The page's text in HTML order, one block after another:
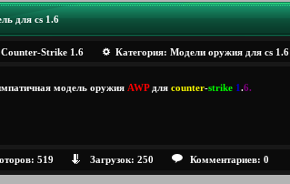
для cs 1.6
Counter-Strike 1.6 Категория: Модели оружия для cs 1.6
модель оружия AWP для counter-strike 1.6.
519 Загрузок: 250 Комментариев: 0